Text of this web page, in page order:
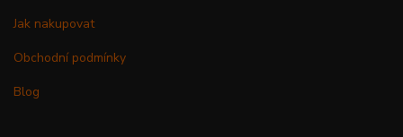
Jak nakupovat
Obchodní podmínky
Blog